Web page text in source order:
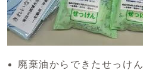
廃棄油からできたせっけん